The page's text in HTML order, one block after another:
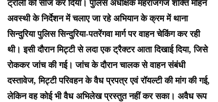
ट्रॉली को सीज कर दिया। पुलिस अधीक्षक महराजगंज शक्ति मोहन
अवस्थी के निर्देशन में चलाए जा रहे अभियान के क्रम में थाना
सिन्दुरिया पुलिस सिन्दुरिया-पतरेंगवा मार्ग पर वाहन चेकिंग कर रही
थी। इसी दौरान मिट्टी से लदा एक ट्रैक्टर आता दिखाई दिया, जिसे
रोककर जांच की गई। जांच के दौरान चालक से वाहन संबंधी
दस्तावेज, मिट्टी परिवहन के वैध प्रपत्र एवं रॉयल्टी की मांग की गई,
लेकिन वह कोई भी वैध अभिलेख प्रस्तुत नहीं कर सका। अवैध रूप